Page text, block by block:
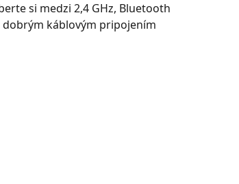
si medzi 2,4 GHz, Bluetooth
káblovým pripojením